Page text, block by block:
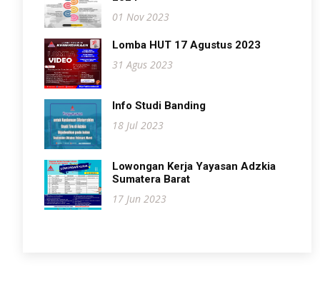
01 Nov 2023
Lomba HUT 17 Agustus 2023
31 Agus 2023
Info Studi Banding
18 Jul 2023
Lowongan Kerja Yayasan Adzkia
Sumatera Barat
17 Jun 2023